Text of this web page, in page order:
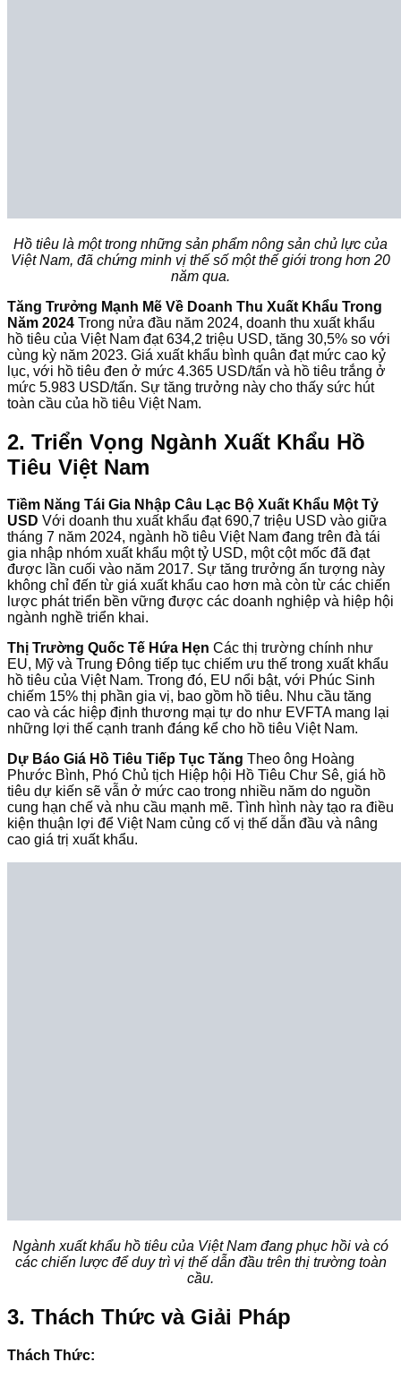
Hồ tiêu là một trong những sản phẩm nông sản chủ lực của
Việt Nam, đã chứng minh vị thế số một thế giới trong hơn 20
năm qua.
Tăng Trưởng Mạnh Mẽ Về Doanh Thu Xuất Khẩu Trong
Năm 2024 Trong nửa đầu năm 2024, doanh thu xuất khẩu
hồ tiêu của Việt Nam đạt 634,2 triệu USD, tăng 30,5% so với
cùng kỳ năm 2023. Giá xuất khẩu bình quân đạt mức cao kỷ
lục, với hồ tiêu đen ở mức 4.365 USD/tấn và hồ tiêu trắng ở
mức 5.983 USD/tấn. Sự tăng trưởng này cho thấy sức hút
toàn cầu của hồ tiêu Việt Nam.
2. Triển Vọng Ngành Xuất Khẩu Hồ
Tiêu Việt Nam
Tiềm Năng Tái Gia Nhập Câu Lạc Bộ Xuất Khẩu Một Tỷ
USD Với doanh thu xuất khẩu đạt 690,7 triệu USD vào giữa
tháng 7 năm 2024, ngành hồ tiêu Việt Nam đang trên đà tái
gia nhập nhóm xuất khẩu một tỷ USD, một cột mốc đã đạt
được lần cuối vào năm 2017. Sự tăng trưởng ấn tượng này
không chỉ đến từ giá xuất khẩu cao hơn mà còn từ các chiến
lược phát triển bền vững được các doanh nghiệp và hiệp hội
ngành nghề triển khai.
Thị Trường Quốc Tế Hứa Hẹn Các thị trường chính như
EU, Mỹ và Trung Đông tiếp tục chiếm ưu thế trong xuất khẩu
hồ tiêu của Việt Nam. Trong đó, EU nổi bật, với Phúc Sinh
chiếm 15% thị phần gia vị, bao gồm hồ tiêu. Nhu cầu tăng
cao và các hiệp định thương mại tự do như EVFTA mang lại
những lợi thế cạnh tranh đáng kể cho hồ tiêu Việt Nam.
Dự Báo Giá Hồ Tiêu Tiếp Tục Tăng Theo ông Hoàng
Phước Bình, Phó Chủ tịch Hiệp hội Hồ Tiêu Chư Sê, giá hồ
tiêu dự kiến sẽ vẫn ở mức cao trong nhiều năm do nguồn
cung hạn chế và nhu cầu mạnh mẽ. Tình hình này tạo ra điều
kiện thuận lợi để Việt Nam củng cố vị thế dẫn đầu và nâng
cao giá trị xuất khẩu.
Ngành xuất khẩu hồ tiêu của Việt Nam đang phục hồi và có
các chiến lược để duy trì vị thế dẫn đầu trên thị trường toàn
cầu.
3. Thách Thức và Giải Pháp
Thách Thức: